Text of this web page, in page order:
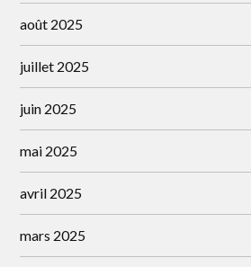
août 2025
juillet 2025
juin 2025
mai 2025
avril 2025
mars 2025